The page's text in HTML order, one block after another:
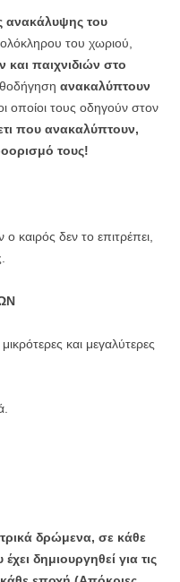
ανακάλυψης του
του χωριού,
και παιχνιδιών στο
ανακαλύπτουν
οι οποίοι τους οδηγούν στον
που ανακαλύπτουν,
τους!
καιρός δεν το επιτρέπει,
και μεγαλύτερες
δρώμενα, σε κάθε
δημιουργηθεί για τις